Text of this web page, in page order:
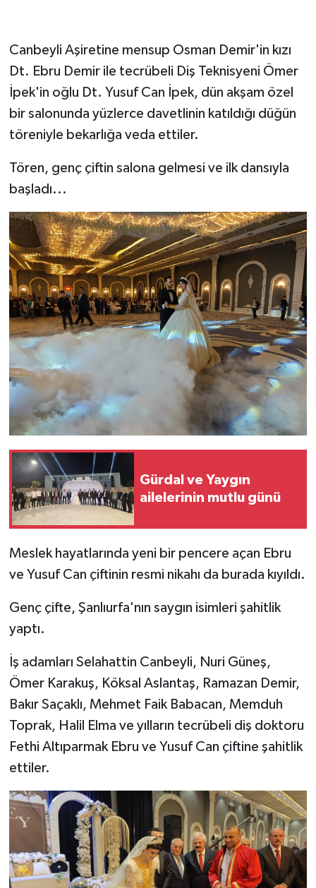
Canbeyli Aşiretine mensup Osman Demir'in kızı
Dt. Ebru Demir ile tecrübeli Diş Teknisyeni Ömer
İpek'in oğlu Dt. Yusuf Can İpek, dün akşam özel
bir salonunda yüzlerce davetlinin katıldığı düğün
töreniyle bekarlığa veda ettiler.
Tören, genç çiftin salona gelmesi ve ilk dansıyla
başladı...
Gürdal ve Yaygın
ailelerinin mutlu günü
Meslek hayatlarında yeni bir pencere açan Ebru
ve Yusuf Can çiftinin resmi nikahı da burada kıyıldı.
Genç çifte, Şanlıurfa'nın saygın isimleri şahitlik
yaptı.
İş adamları Selahattin Canbeyli, Nuri Güneş,
Ömer Karakuş, Köksal Aslantaş, Ramazan Demir,
Bakır Saçaklı, Mehmet Faik Babacan, Memduh
Toprak, Halil Elma ve yılların tecrübeli diş doktoru
Fethi Altıparmak Ebru ve Yusuf Can çiftine şahitlik
ettiler.